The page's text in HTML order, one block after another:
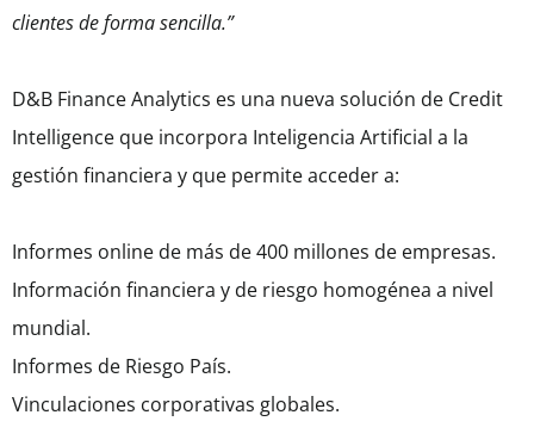
clientes de forma sencilla.”
D&B Finance Analytics es una nueva solución de Credit
Intelligence que incorpora Inteligencia Artificial a la
gestión financiera y que permite acceder a:
Informes online de más de 400 millones de empresas.
Información financiera y de riesgo homogénea a nivel
mundial.
Informes de Riesgo País.
Vinculaciones corporativas globales.